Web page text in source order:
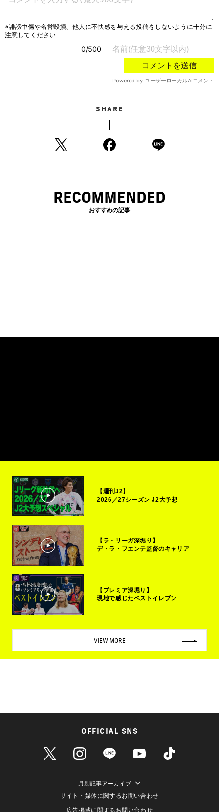
SHARE
RECOMMENDED
おすすめの記事
【週刊J2】
2026／27シーズン J2大予想
【ラ・リーガ深堀り】
デ・ラ・フエンテ監督のキャリア
【プレミア深堀り】
現地で感じたベストイレブン
VIEW MORE
OFFICIAL SNS
月別記事アーカイブ
サイト・媒体に関するお問い合わせ
広告掲載に関するお問い合わせ